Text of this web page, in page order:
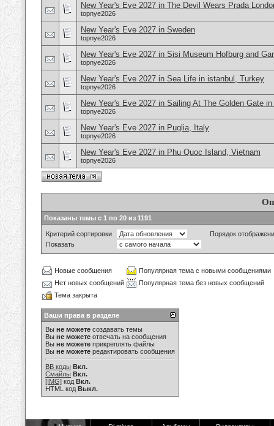
New Year's Eve 2027 in The Devil Wears Prada
topnye2026
New Year's Eve 2027 in Sweden
topnye2026
New Year's Eve 2027 in Sisi Museum Hofburg and
topnye2026
New Year's Eve 2027 in Sea Life in istanbul, Turkey
topnye2026
New Year's Eve 2027 in Sailing At The Golden Gate
topnye2026
New Year's Eve 2027 in Puglia, Italy
topnye2026
New Year's Eve 2027 in Phu Quoc Island, Vietnam
topnye2026
Показаны темы с 1 по 20 из 1191
Критерий сортировки
Порядок
Показать
Новые сообщения
Популярная тема с новыми сообщениями
Нет новых сообщений
Популярная тема без новых сообщений
Тема закрыта
Ваши права в разделе
Вы не можете создавать темы
Вы не можете отвечать на сообщения
Вы не можете прикреплять файлы
Вы не можете редактировать сообщения
BB коды Вкл.
Смайлы Вкл.
[IMG] код Вкл.
HTML код Выкл.